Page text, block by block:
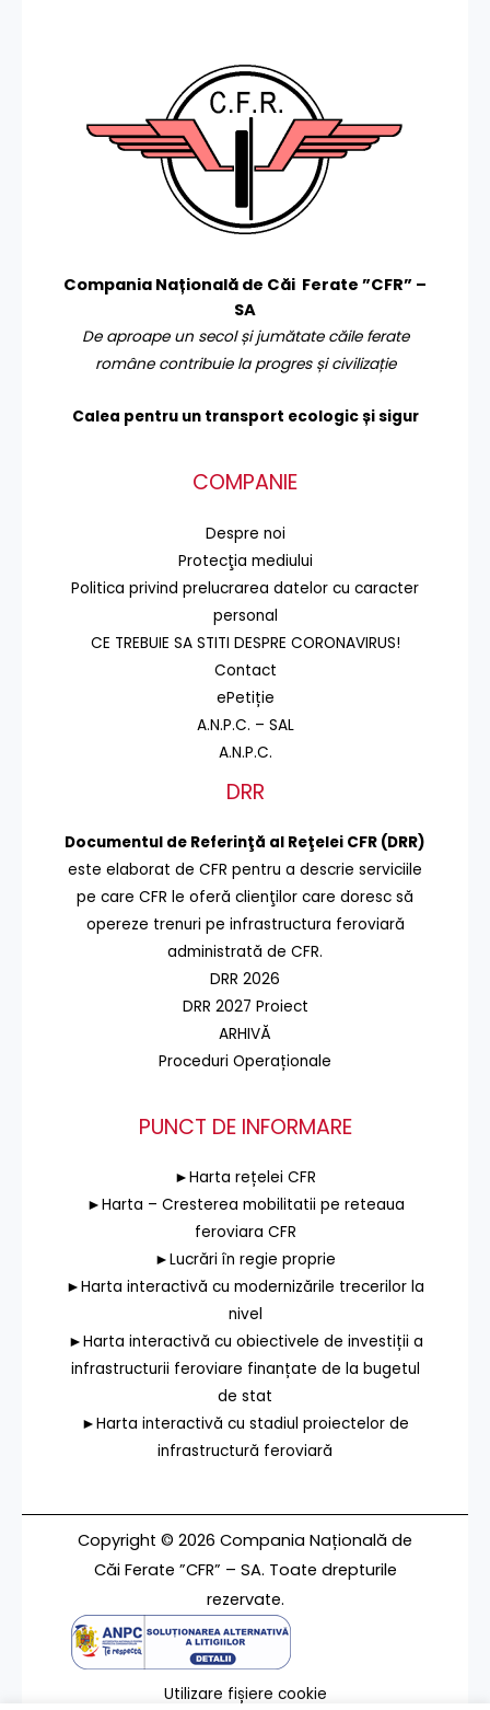
Compania Națională de Căi Ferate ”CFR” –
SA
De aproape un secol și jumătate căile ferate
române contribuie la progres și civilizație
Calea pentru un transport ecologic și sigur
COMPANIE
Despre noi
Protecţia mediului
Politica privind prelucrarea datelor cu caracter
personal
CE TREBUIE SA STITI DESPRE CORONAVIRUS!
Contact
ePetiție
A.N.P.C. – SAL
A.N.P.C.
DRR
Documentul de Referinţă al Reţelei CFR (DRR)
este elaborat de CFR pentru a descrie serviciile
pe care CFR le oferă clienţilor care doresc să
opereze trenuri pe infrastructura feroviară
administrată de CFR.
DRR 2026
DRR 2027 Proiect
ARHIVĂ
Proceduri Operaționale
PUNCT DE INFORMARE
►Harta rețelei CFR
►Harta – Cresterea mobilitatii pe reteaua
feroviara CFR
►Lucrări în regie proprie
►Harta interactivă cu modernizările trecerilor la
nivel
►Harta interactivă cu obiectivele de investiții a
infrastructurii feroviare finanțate de la bugetul
de stat
►Harta interactivă cu stadiul proiectelor de
infrastructură feroviară
Copyright © 2026 Compania Națională de
Căi Ferate ”CFR” – SA. Toate drepturile
rezervate.
Utilizare fișiere cookie